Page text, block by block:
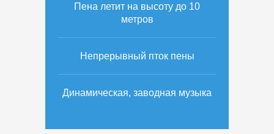
Пена летит на высоту до 10
метров
Непрерывный пток пены
Динамическая, заводная музыка